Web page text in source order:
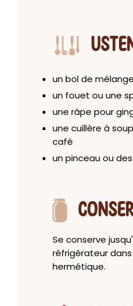
un bol de mélange
un fouet ou une
une râpe pour
une cuillère à
café
un pinceau ou
Se conserve
réfrigérateur
hermétique.